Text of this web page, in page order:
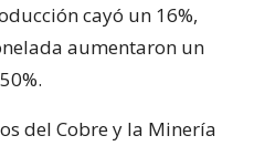
cayó un 16%,
aumentaron un
del Cobre y la Minería